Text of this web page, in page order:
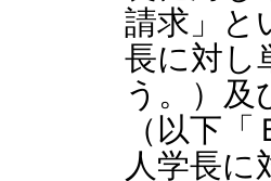
請求」と
長に対し
う。）及
（以下
人学長に